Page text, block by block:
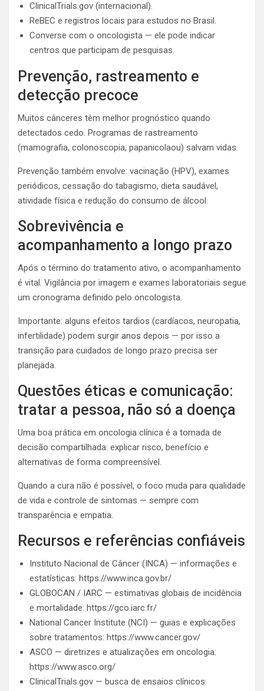
ClinicalTrials.gov (internacional).
ReBEC e registros locais para estudos no Brasil.
Converse com o oncologista — ele pode indicar
centros que participam de pesquisas.
Prevenção, rastreamento e
detecção precoce
Muitos cânceres têm melhor prognóstico quando
detectados cedo. Programas de rastreamento
(mamografia, colonoscopia, papanicolaou) salvam vidas.
Prevenção também envolve: vacinação (HPV), exames
periódicos, cessação do tabagismo, dieta saudável,
atividade física e redução do consumo de álcool.
Sobrevivência e
acompanhamento a longo prazo
Após o término do tratamento ativo, o acompanhamento
é vital. Vigilância por imagem e exames laboratoriais segue
um cronograma definido pelo oncologista.
Importante: alguns efeitos tardios (cardíacos, neuropatia,
infertilidade) podem surgir anos depois — por isso a
transição para cuidados de longo prazo precisa ser
planejada.
Questões éticas e comunicação:
tratar a pessoa, não só a doença
Uma boa prática em oncologia clínica é a tomada de
decisão compartilhada: explicar risco, benefício e
alternativas de forma compreensível.
Quando a cura não é possível, o foco muda para qualidade
de vida e controle de sintomas — sempre com
transparência e empatia.
Recursos e referências confiáveis
Instituto Nacional de Câncer (INCA) — informações e
estatísticas: https://www.inca.gov.br/
GLOBOCAN / IARC — estimativas globais de incidência
e mortalidade: https://gco.iarc.fr/
National Cancer Institute (NCI) — guias e explicações
sobre tratamentos: https://www.cancer.gov/
ASCO — diretrizes e atualizações em oncologia:
https://www.asco.org/
ClinicalTrials.gov — busca de ensaios clínicos: